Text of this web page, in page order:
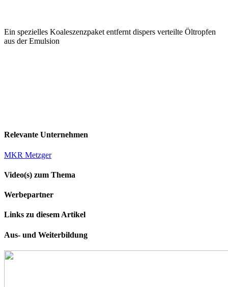
Ein spezielles Koaleszenzpaket entfernt ­dispers verteilte Öltropfen
aus der Emulsion
Relevante Unternehmen
MKR Metzger
Video(s) zum Thema
Werbepartner
Links zu diesem Artikel
Aus- und Weiterbildung